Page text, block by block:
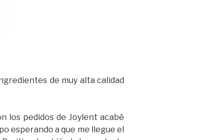
de muy alta calidad
los pedidos de Joylent acabé
esperando a que me llegue el